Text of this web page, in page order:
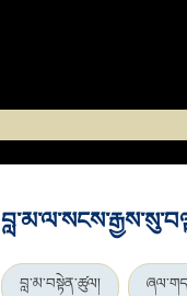
བླ་མ་བསྟེན་ཚུལ།